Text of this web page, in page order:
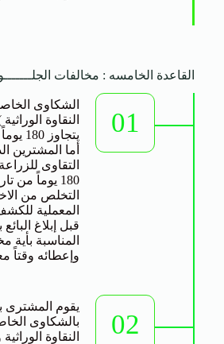
القاعدة الخامسه : مخالفات
01
الشكاوى
النقاوة
أما المشترين
التقاوى
180 يوماً من
التخلص من
المعملية
قبل إبلاغ
المناسبة بأية
وإعطائه وقتاً
02
يقوم المشترى
بالشكاوى